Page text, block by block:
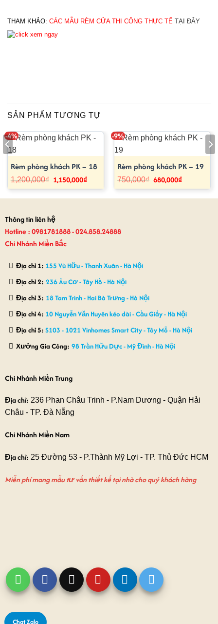
THAM KHẢO: CÁC MẪU RÈM CỬA THI CÔNG THỰC TẾ TẠI ĐÂY
SẢN PHẨM TƯƠNG TỰ
-4%
Rèm phòng khách PK – 18
1,200,000₫
Giá
gốc
là:
1,200,000₫.
1,150,000₫Giá
tại
là:
-9%
Rèm phòng khách PK – 19
750,000₫ Giá
gốc
là:
750,000₫.
680,000₫Giá
tại
là:
Thông tin liên hệ
Hotline : 0981781888 - 024.858.24888
Chi Nhánh Miền Bắc
Địa chỉ 1: 155 Vũ Hữu - Thanh Xuân - Hà Nội
Địa chỉ 2: 236 Âu Cơ - Tây Hồ - Hà Nội
Địa chỉ 3: 18 Tam Trinh - Hai Bà Trưng - Hà Nội
Địa chỉ 4: 10 Nguyễn Văn Huyên kéo dài - Cầu Giấy - Hà Nội
Địa chỉ 5: S103 - 1021 Vinhomes Smart City - Tây Mỗ - Hà Nội
Xưởng Gia Công: 98 Trần Hữu Dực - Mỹ Đình - Hà Nội
Chi Nhánh Miền Trung
Địa chỉ: 236 Phan Châu Trinh - P.Nam Dương - Quận Hải
Châu - TP. Đà Nẵng
Chi Nhánh Miền Nam
Địa chỉ: 25 Đường 53 - P.Thành Mỹ Lợi - TP. Thủ Đức HCM
Miễn phí mang mẫu tư vấn thiết kế tại nhà cho quý khách hàng
Chat Zalo